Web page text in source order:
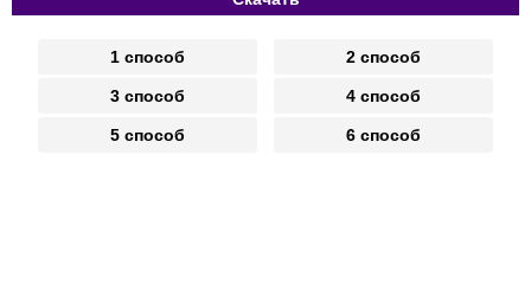
1 способ 2 способ
3 способ 4 способ
5 способ 6 способ